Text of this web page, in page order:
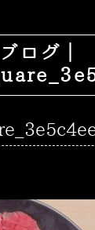
ブログ｜